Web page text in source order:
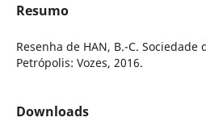
Resumo
Resenha de HAN, B.-C.
Petrópolis: Vozes, 2016.
Downloads